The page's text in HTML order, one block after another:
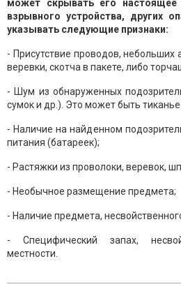
может скрывать его настоящее
взрывного устройства, других
указывать следующие признаки:
- Присутствие проводов, небольших
веревки, скотча в пакете, либо
- Шум из обнаруженных
сумок и др.). Это может быть
- Наличие на найденном
питания (батареек);
- Растяжки из проволоки, веревок,
- Необычное размещение предмета;
- Наличие предмета,
- Специфический запах,
местности.